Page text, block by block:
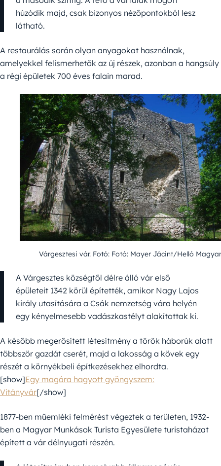
húzódik majd, csak bizonyos nézőpontokból lesz
látható.
A restaurálás során olyan anyagokat használnak,
amelyekkel felismerhetők az új részek, azonban a hangsúly
a régi épületek 700 éves falain marad.
Várgesztesi vár. Fotó: Fotó: Mayer Jácint/Helló Magyar
A Várgesztes községtől délre álló vár első
épületeit 1342 körül építették, amikor Nagy Lajos
király utasítására a Csák nemzetség vára helyén
egy kényelmesebb vadászkastélyt alakítottak ki.
A később megerősített létesítmény a török háborúk alatt
többször gazdát cserét, majd a lakosság a kövek egy
részét a környékbeli építkezésekhez elhordta.
[show]Egy magára hagyott gyöngyszem:
Vitányvár[/show]
1877-ben műemléki felmérést végeztek a területen, 1932-
ben a Magyar Munkások Turista Egyesülete turistaházat
épített a vár délnyugati részén.